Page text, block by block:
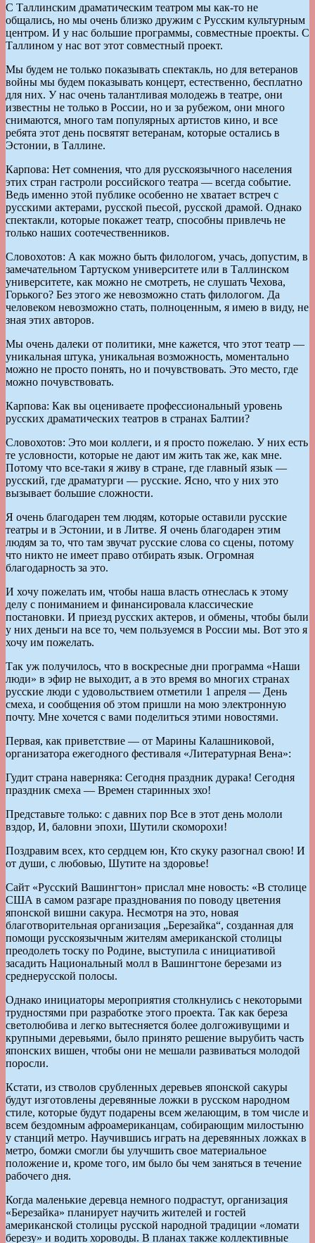
С Таллинским драматическим театром мы как-то не
общались, но мы очень близко дружим с Русским культурным
центром. И у нас большие программы, совместные проекты. С
Таллином у нас вот этот совместный проект.
Мы будем не только показывать спектакль, но для ветеранов
войны мы будем показывать концерт, естественно, бесплатно
для них. У нас очень талантливая молодежь в театре, они
известны не только в России, но и за рубежом, они много
снимаются, много там популярных артистов кино, и все
ребята этот день посвятят ветеранам, которые остались в
Эстонии, в Таллине.
Карпова: Нет сомнения, что для русскоязычного населения
этих стран гастроли российского театра — всегда событие.
Ведь именно этой публике особенно не хватает встреч с
русскими актерами, русской пьесой, русской драмой. Однако
спектакли, которые покажет театр, способны привлечь не
только наших соотечественников.
Словохотов: А как можно быть филологом, учась, допустим, в
замечательном Тартуском университете или в Таллинском
университете, как можно не смотреть, не слушать Чехова,
Горького? Без этого же невозможно стать филологом. Да
человеком невозможно стать, полноценным, я имею в виду, не
зная этих авторов.
Мы очень далеки от политики, мне кажется, что этот театр —
уникальная штука, уникальная возможность, моментально
можно не просто понять, но и почувствовать. Это место, где
можно почувствовать.
Карпова: Как вы оцениваете профессиональный уровень
русских драматических театров в странах Балтии?
Словохотов: Это мои коллеги, и я просто пожелаю. У них есть
те условности, которые не дают им жить так же, как мне.
Потому что все-таки я живу в стране, где главный язык —
русский, где драматурги — русские. Ясно, что у них это
вызывает большие сложности.
Я очень благодарен тем людям, которые оставили русские
театры и в Эстонии, и в Литве. Я очень благодарен этим
людям за то, что там звучат русские слова со сцены, потому
что никто не имеет право отбирать язык. Огромная
благодарность за это.
И хочу пожелать им, чтобы наша власть отнеслась к этому
делу с пониманием и финансировала классические
постановки. И приезд русских актеров, и обмены, чтобы были
у них деньги на все то, чем пользуемся в России мы. Вот это я
хочу им пожелать.
Так уж получилось, что в воскресные дни программа «Наши
люди» в эфир не выходит, а в это время во многих странах
русские люди с удовольствием отметили 1 апреля — День
смеха, и сообщения об этом пришли на мою электронную
почту. Мне хочется с вами поделиться этими новостями.
Первая, как приветствие — от Марины Калашниковой,
организатора ежегодного фестиваля «Литературная Вена»:
Гудит страна наверняка: Сегодня праздник дурака! Сегодня
праздник смеха — Времен старинных эхо!
Представьте только: с давних пор Все в этот день мололи
вздор, И, баловни эпохи, Шутили скоморохи!
Поздравим всех, кто сердцем юн, Кто скуку разогнал свою! И
от души, с любовью, Шутите на здоровье!
Сайт «Русский Вашингтон» прислал мне новость: «В столице
США в самом разгаре празднования по поводу цветения
японской вишни сакура. Несмотря на это, новая
благотворительная организация „Березайка“, созданная для
помощи русскоязычным жителям американской столицы
преодолеть тоску по Родине, выступила с инициативой
засадить Национальный молл в Вашингтоне березами из
среднерусской полосы.
Однако инициаторы мероприятия столкнулись с некоторыми
трудностями при разработке этого проекта. Так как береза
светолюбива и легко вытесняется более долгоживущими и
крупными деревьями, было принято решение вырубить часть
японских вишен, чтобы они не мешали развиваться молодой
поросли.
Кстати, из стволов срубленных деревьев японской сакуры
будут изготовлены деревянные ложки в русском народном
стиле, которые будут подарены всем желающим, в том числе и
всем бездомным афроамериканцам, собирающим милостыню
у станций метро. Научившись играть на деревянных ложках в
метро, бомжи смогли бы улучшить свое материальное
положение и, кроме того, им было бы чем заняться в течение
рабочего дня.
Когда маленькие деревца немного подрастут, организация
«Березайка» планирует научить жителей и гостей
американской столицы русской народной традиции «ломати
березу» и водить хороводы. В планах также коллективные